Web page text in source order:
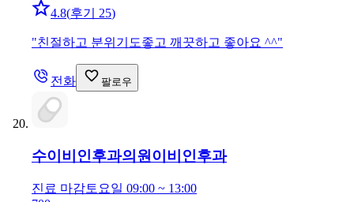
4.8(후기 25)
"친절하고 분위기도좋고 깨끗하고 좋아요 ^^"
전화 팔로우
수이비인후과의원 이비인후과
진료 마감토요일 09:00 ~ 13:00